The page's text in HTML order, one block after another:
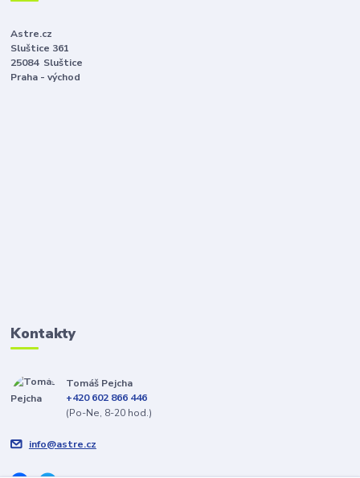
Astre.cz
Sluštice 361
25084 Sluštice
Praha - východ
Kontakty
Tomáš Pejcha
+420 602 866 446
(Po-Ne, 8-20 hod.)
info@astre.cz